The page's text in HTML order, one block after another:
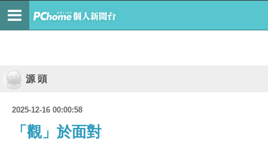
源 頭
2025-12-16 00:00:58
「觀」於面對